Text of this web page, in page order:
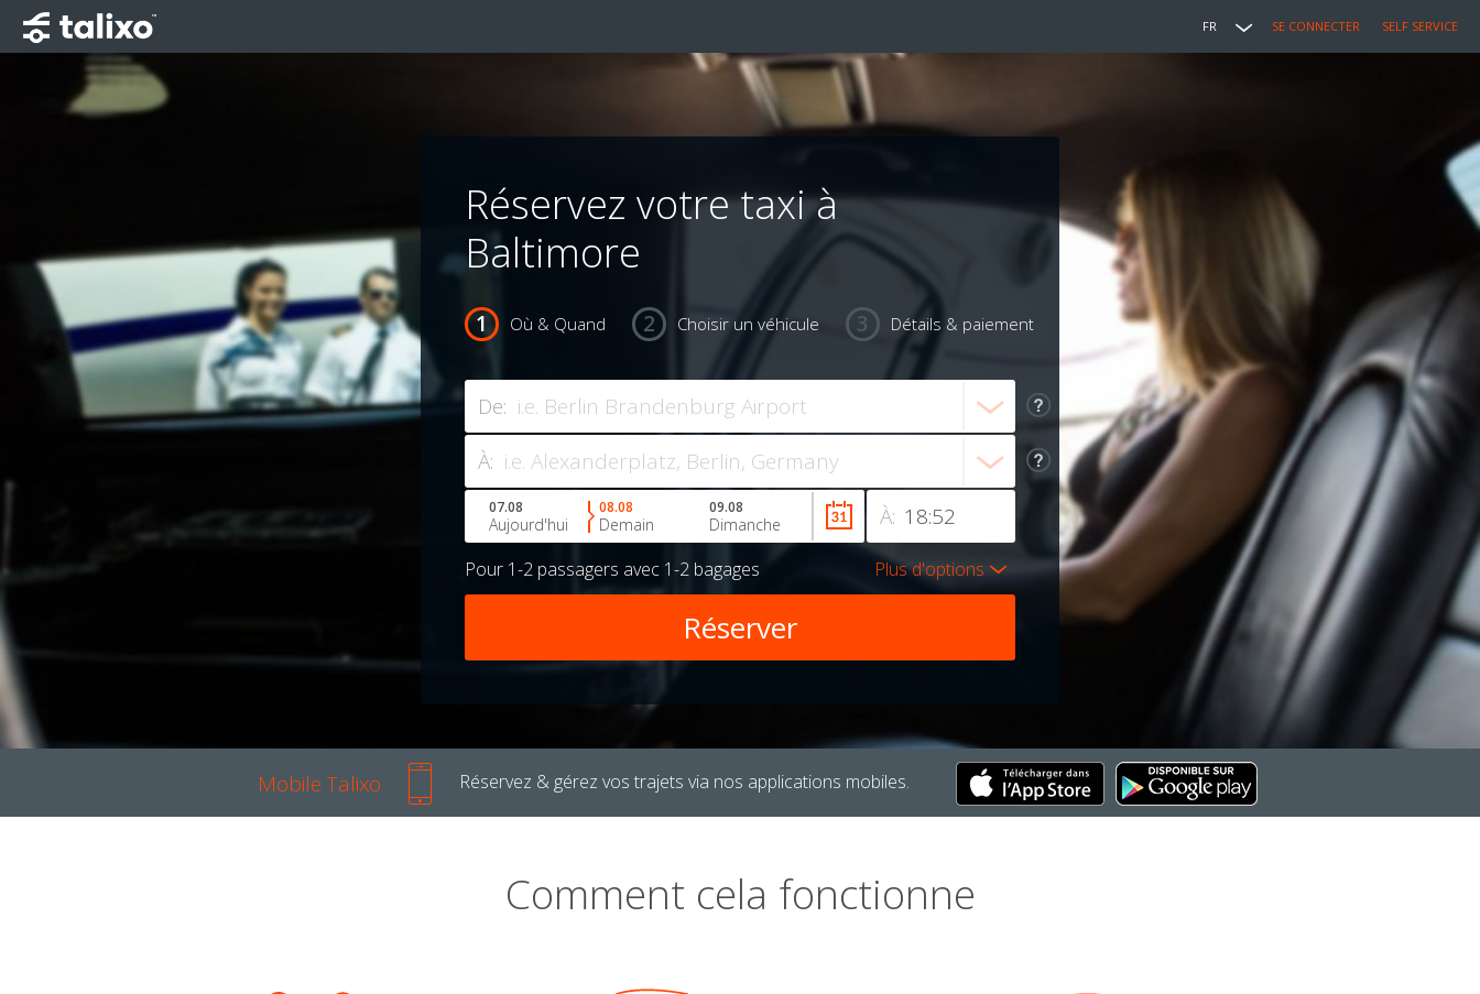
FR SE CONNECTER SELF SERVICE
Réservez votre taxi à
Baltimore
Où & Quand Choisir un véhicule Détails & paiement
De:
À:
À:
07.08
Aujourd'hui
08.08
Demain
09.08
Dimanche
Pour 1-2 passagers avec 1-2 bagages Plus d'options
Mobile Talixo Réservez & gérez vos trajets via nos applications mobiles.
Comment cela fonctionne